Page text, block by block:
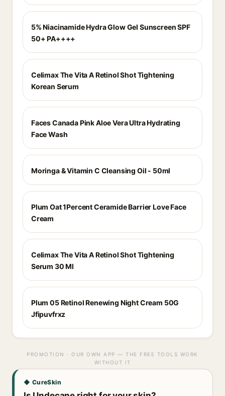
5% Niacinamide Hydra Glow Gel Sunscreen SPF
50+ PA++++
Celimax The Vita A Retinol Shot Tightening
Korean Serum
Faces Canada Pink Aloe Vera Ultra Hydrating
Face Wash
Moringa & Vitamin C Cleansing Oil - 50ml
Plum Oat 1Percent Ceramide Barrier Love Face
Cream
Celimax The Vita A Retinol Shot Tightening
Serum 30 Ml
Plum 05 Retinol Renewing Night Cream 50G
Jfipuvfrxz
PROMOTION · OUR OWN APP — THE FREE TOOLS WORK
WITHOUT IT
◆ CureSkin